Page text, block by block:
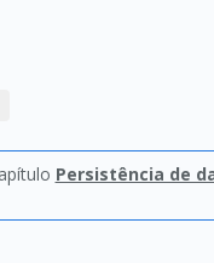
Persistência de